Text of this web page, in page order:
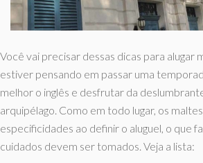
Você vai precisar dessas dicas para alugar
estiver pensando em passar uma
melhor o inglês e desfrutar da
arquipélago. Como em todo lugar, os
especificidades ao definir o aluguel, o que
cuidados devem ser tomados. Veja a lista: